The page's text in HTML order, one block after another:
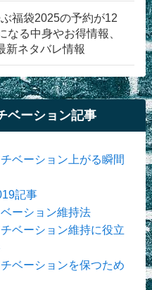
福袋2025の予約が12
なる中身やお得情報、
新ネタバレ情報
ベーション記事
ベーション上がる瞬間
記事
ーション維持法
ベーション維持に役立
ベーションを保つため